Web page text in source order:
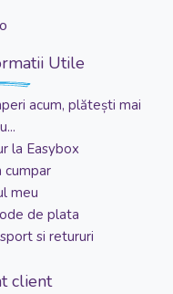
Utile
acum, plătești mai
la Easybox
cumpar
meu
de plata
si retururi
client